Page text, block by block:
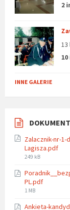
2
13
INNE GALERIE
Zalacznik-nr-1-
Lagisza.pdf
File
249 kB
PL.pdf
File
1 MB
Ankieta-